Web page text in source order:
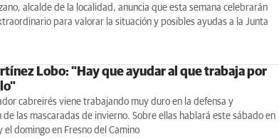
alcalde de la localidad, anuncia que esta semana celebrarán
para valorar la situación y posibles ayudas a la Junta
Lobo: "Hay que ayudar al que trabaja por
cabreirés viene trabajando muy duro en la defensa y
de las mascaradas de invierno. Sobre ellas hablará este sábado en
el domingo en Fresno del Camino